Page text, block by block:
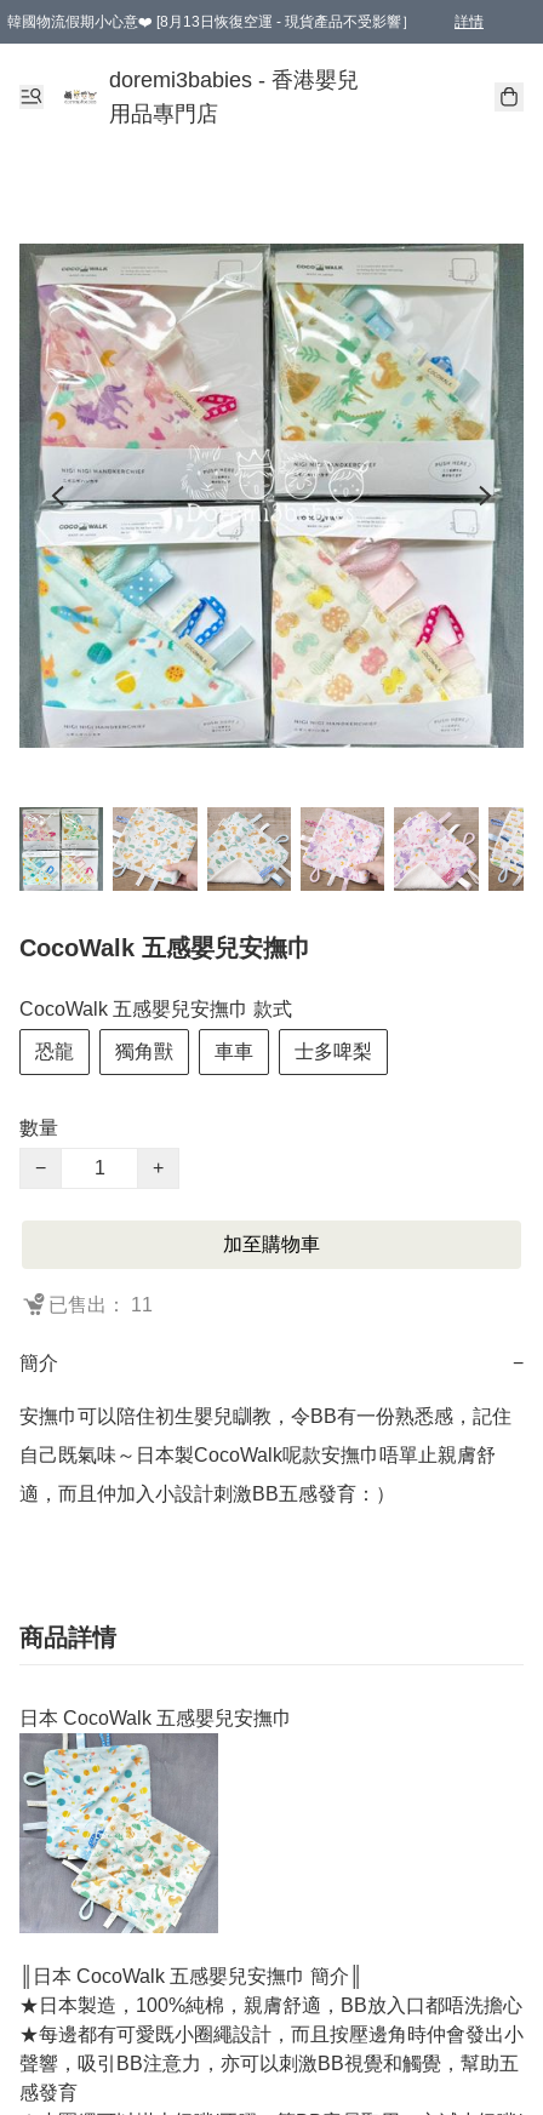
韓國物流假期小心意❤️ [8月13日恢復空運 - 現貨產品不受影響］ 詳情
新會員首張訂單滿$600即享9折優惠！(部份超優惠產品 & 品牌指定價除外)
doremi3babies - 香港嬰兒
用品專門店
CocoWalk 五感嬰兒安撫巾
CocoWalk 五感嬰兒安撫巾 款式
恐龍 獨角獸 車車 士多啤梨
數量
−
+
加至購物車
已售出： 11
簡介 −
安撫巾可以陪住初生嬰兒瞓教，令BB有一份熟悉感，記住
自己既氣味～日本製CocoWalk呢款安撫巾唔單止親膚舒
商品詳情
日本 CocoWalk 五感嬰兒安撫巾
║日本 CocoWalk 五感嬰兒安撫巾 簡介║
★日本製造，100%純棉，親膚舒適，BB放入口都唔洗擔心
★每邊都有可愛既小圈繩設計，而且按壓邊角時仲會發出小
聲響，吸引BB注意力，亦可以刺激BB視覺和觸覺，幫助五
感發育